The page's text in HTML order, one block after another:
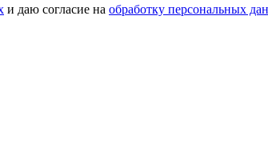
и даю согласие на обработку персональных